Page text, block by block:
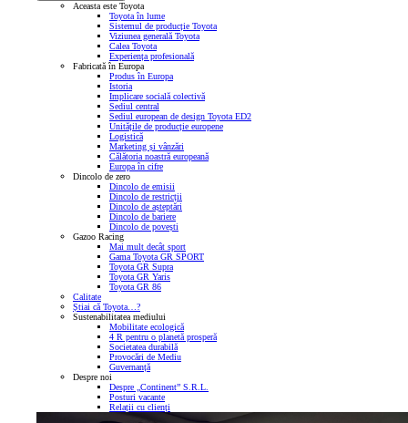
Aceasta este Toyota
Toyota în lume
Sistemul de producție Toyota
Viziunea generală Toyota
Calea Toyota
Experiența profesională
Fabricată în Europa
Produs în Europa
Istoria
Implicare socială colectivă
Sediul central
Sediul european de design Toyota ED2
Unitățile de producție europene
Logistică
Marketing și vânzări
Călătoria noastră europeană
Europa în cifre
Dincolo de zero
Dincolo de emisii
Dincolo de restricții
Dincolo de așteptări
Dincolo de bariere
Dincolo de povești
Gazoo Racing
Mai mult decât sport
Gama Toyota GR SPORT
Toyota GR Supra
Toyota GR Yaris
Toyota GR 86
Calitate
Știai că Toyota…?
Sustenabilitatea mediului
Mobilitate ecologică
4 R pentru o planetă prosperă
Societatea durabilă
Provocări de Mediu
Guvernanță
Despre noi
Despre „Continent” S.R.L.
Posturi vacante
Relații cu clienți